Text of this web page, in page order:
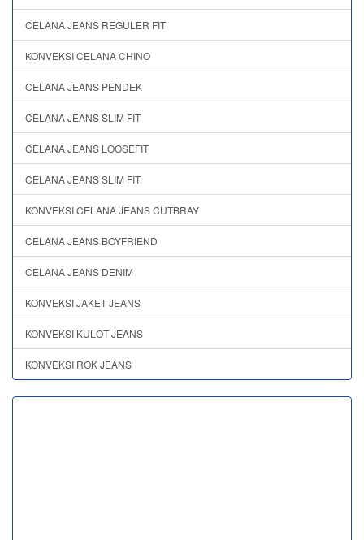
CELANA JEANS REGULER FIT
KONVEKSI CELANA CHINO
CELANA JEANS PENDEK
CELANA JEANS SLIM FIT
CELANA JEANS LOOSEFIT
CELANA JEANS SLIM FIT
KONVEKSI CELANA JEANS CUTBRAY
CELANA JEANS BOYFRIEND
CELANA JEANS DENIM
KONVEKSI JAKET JEANS
KONVEKSI KULOT JEANS
KONVEKSI ROK JEANS